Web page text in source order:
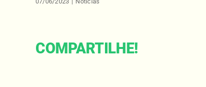
COMPARTILHE!